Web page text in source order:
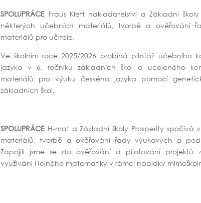
SPOLUPRÁCE Fraus Klett nakladatelství a Základní
některých učebních materiálů, tvorbě a ověřování
materiálů pro učitele.
Ve školním roce 2025/2026 probíhá pilotáž učebního
jazyka v 6. ročníku základních škol a uceleného
materiálů pro výuku českého jazyka pomocí
základních škol.
SPOLUPRÁCE H-mat a Základní školy Prosperity
materiálů, tvorbě a ověřování řady výukových a
Zapojili jsme se do ověřování a pilotování projektů
využívání Hejného matematiky v rámci nabídky